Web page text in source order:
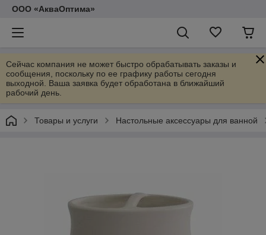
ООО «АкваОптима»
Сейчас компания не может быстро обрабатывать заказы и
сообщения, поскольку по ее графику работы сегодня
выходной. Ваша заявка будет обработана в ближайший
рабочий день.
Товары и услуги Настольные аксессуары для ванной